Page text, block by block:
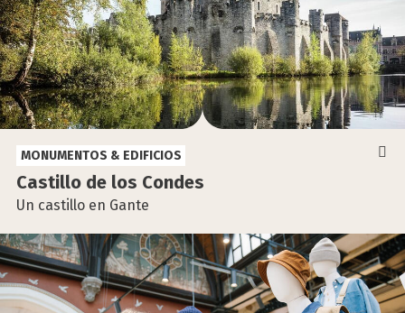
Cas­ti­llo de los Con­des
Un castillo en Gante
MONUMENTOS & EDIFICIOS